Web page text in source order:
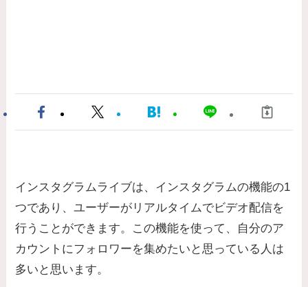
インスタグラムライブは、インスタグラムの機能の1
つであり、ユーザーがリアルタイムでビデオ配信を
行うことができます。この機能を使って、自分のア
カウントにフォロワーを集めたいと思っている人は
多いと思います。